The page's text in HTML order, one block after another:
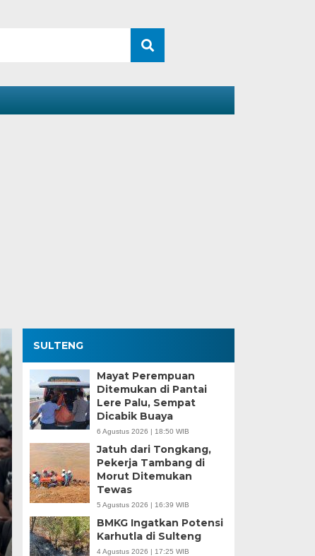
Kesaksian Buruh
Industri Nikel di
Minggu, 5 Jan 2025 - 18:59 WIB
SULTENG
Mayat Perempuan
Ditemukan di Pantai
Lere Palu, Sempat
Dicabik Buaya
6 Agustus 2026 | 18:50 WIB
Jatuh dari Tongkang,
Pekerja Tambang di
Morut Ditemukan
Tewas
5 Agustus 2026 | 16:39 WIB
BMKG Ingatkan Potensi
Karhutla di Sulteng
4 Agustus 2026 | 17:25 WIB